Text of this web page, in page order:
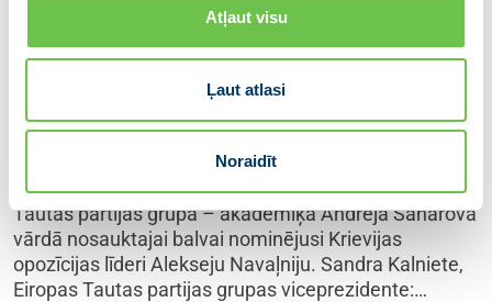
Atļaut visu
Ļaut atlasi
Noraidīt
Kalniete: Alekseja Navaļnija cīņa
par krievu tautas vārda un domas
brīvību ir pelnījusi Saharova balvu
16.09.2021
Eiropas Parlamenta lielākā politiskā frakcija – Eiropas
Tautas partijas grupa – akadēmiķa Andreja Saharova
vārdā nosauktajai balvai nominējusi Krievijas
opozīcijas līderi Alekseju Navaļniju. Sandra Kalniete,
Eiropas Tautas partijas grupas viceprezidente:…